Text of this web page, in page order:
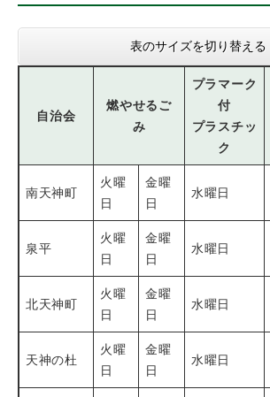
表のサイズを切り替える
自治会
燃やせるご
み
プラマーク
付
プラスチッ
ク
南天神町
火曜
日
金曜
日
水曜日
泉平
火曜
日
金曜
日
水曜日
北天神町
火曜
日
金曜
日
水曜日
天神の杜
火曜
日
金曜
日
水曜日